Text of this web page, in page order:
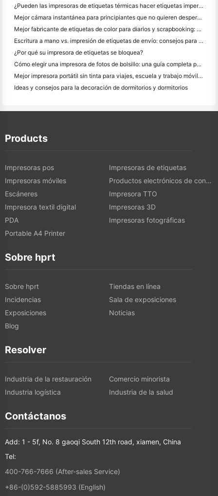
¿Pueden las impresoras de etiquetas térmicas hacer etiquetas impermeables para productos de pequeñas empresas?
Mejor cámara instantánea para principiantes que no quieren desperdiciar papel
Mejor fabricante de etiquetas de color para diarios y scrapbooking: Añadir más color a cada página
Escritura a mano vs. impresión de etiquetas de envío: consejos para las pequeñas empresas en 2026
¿Por qué su impresora de etiquetas se bloquea?
Cómo elegir una impresora de fotos de bolsillo: una guía completa para los usuarios de diario, viajes y iPhone
Mejor impresora portátil sin tinta para viajes, escuela y trabajo móvil: Hanin MT620 Pro
Ideas y consejos para la decoración de dormitorios y dormitorios
Products
Impresoras pos
Impresoras de etiquetas
Impresoras móviles
Productos electrónicos de consumo
Escáneres
Impresora TTO
Impresora textil digital
Impresoras 3D
PDA
Impresoras fotográficas
Portable A4 Printer
Sobre hprt
Sobre hprt
Tiendas en línea
Incidencias
Sala de exposiciones
Exposiciones
Noticias
Blog
Resolver
Industria de la restauración
Comercio minorista
Industria logística
Industria de la salud
Contáctanos
Add: 1 - 5f, No. 8 gaoqi South 12th road, xiamen, China
Tel:
400-766-7666 (After-sales Service)
+86-(0)592-5885993 (English)